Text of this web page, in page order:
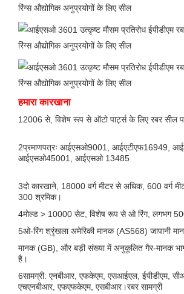
हमारा कारखाना
12006 से, विशेष रूप से ऑटो पार्ट्स के लिए रबर सील
2प्रमाणपत्रः आईएसओ9001, आईएटीएफ16949,
आईएसओ45001, आईएसओ 13485
3दो कारखाने, 18000 वर्ग मीटर से अधिक, 600 वर्ग
300 श्रमिक।
4मोल्ड > 10000 सेट, विशेष रूप से ओ रिंग, लगभग
5ओ-रिंग श्रृंखला अमेरिकी मानक (AS568) जापानी
मानक (GB), और बड़ी संख्या में अनुकूलित गैर-मानक
है।
6सामग्री: एनबीआर, एफकेएम, एसआईएल, ईपीडीएम,
एचएनबीआर, एफएफकेएम, एसबीआर।रबर सामग्री